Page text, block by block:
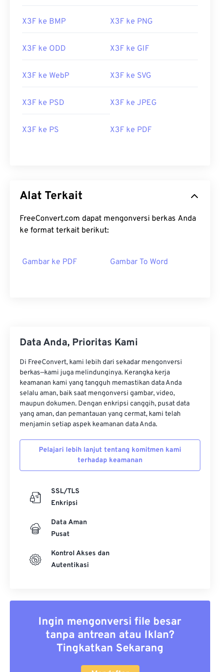
X3F ke BMP X3F ke PNG
X3F ke ODD X3F ke GIF
X3F ke WebP X3F ke SVG
X3F ke PSD X3F ke JPEG
X3F ke PS X3F ke PDF
Alat Terkait
FreeConvert.com dapat mengonversi berkas Anda
ke format terkait berikut:
Gambar ke PDF Gambar To Word
Data Anda, Prioritas Kami
Di FreeConvert, kami lebih dari sekadar mengonversi
berkas—kami juga melindunginya. Kerangka kerja
keamanan kami yang tangguh memastikan data Anda
selalu aman, baik saat mengonversi gambar, video,
maupun dokumen. Dengan enkripsi canggih, pusat data
yang aman, dan pemantauan yang cermat, kami telah
menjamin setiap aspek keamanan data Anda.
Pelajari lebih lanjut tentang komitmen kami
terhadap keamanan
SSL/TLS
Enkripsi
Data Aman
Pusat
Kontrol Akses dan
Autentikasi
Ingin mengonversi file besar
tanpa antrean atau Iklan?
Tingkatkan Sekarang